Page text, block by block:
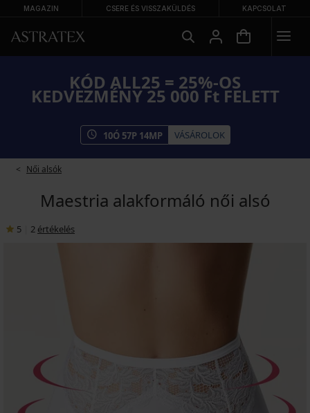
MAGAZIN CSERE ÉS VISSZAKÜLDÉS KAPCSOLAT
KÓD ALL25 = 25%-OS
KEDVEZMÉNY 25 000 Ft FELETT
10Ó 57P 13MP VÁSÁROLOK
Női alsók
Maestria alakformáló női alsó
5 2 értékelés